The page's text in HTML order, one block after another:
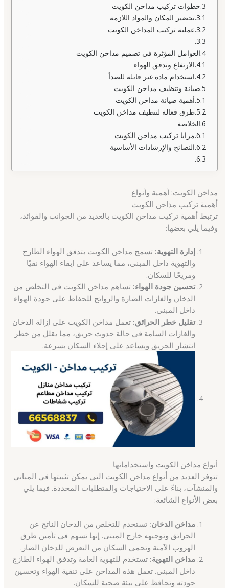
خطوات تركيب مداخن الكويت
تحضير المكان والمواد اللازمة
عملية تركيب المداخن الكويت
العوامل المؤثرة في تصميم مداخن الكويت
الارتفاع وتدفق الهواء
استخدام مادة غير قابلة للصدأ
صيانة وتنظيف مداخن الكويت
أهمية صيانة مداخن الكويت
طرق فعالة لتنظيف مداخن الكويت
الخلاصة
مزايا تركيب مداخن الكويت
النصائح والإرشادات الأساسية
مداخن الكويت: أهمية وأنواع
أهمية تركيب مداخن الكويت
ترتبط أهمية تركيب مداخن الكويت بالعديد من الجوانب والفوائد،
وفيما يلي بعضها:
إدارة التهوية: تسمح مداخن الكويت بتدفق الهواء الطازج
والتهوية داخل المبنى، مما يساعد على إبقاء الهواء نقيًا
ومريحًا للسكان.
تحسين جودة الهواء: تساهم مداخن الكويت في التخلص من
الدخان والغازات الضارة والروائح للحفاظ على جودة الهواء
داخل المبنى.
تقليل خطر الحرائق: تعمل مداخن الكويت على إزالة الدخان
والغازات السامة في حالة حدوث حريق، مما يقلل من خطر
انتشار الحريق ويساعد على إجلاء السكان بسرعة.
أنواع مداخن الكويت واستخداماتها
تتوفر العديد من أنواع مداخن الكويت التي يمكن تثبيتها في المباني
والمنشآت، بناءً على الاحتياجات والمتطلبات المحددة. فيما يلي
بعض الأنواع الشائعة:
مداخن الدخان: تستخدم للتخلص من الدخان الناتج عن
الحرائق وتوجيهه خارج المبنى. إنها تسهم في تأمين طرق
الهروب الآمنة وتحمي السكان من التعرض للدخان الضار.
مداخن التهوية: تستخدم للتهوية العامة وتدفق الهواء الطازج
داخل المبنى. تعمل هذه المداخن على تنقية الهواء وتحسين
جودته وتحافظ على بيئة صحية للسكان.